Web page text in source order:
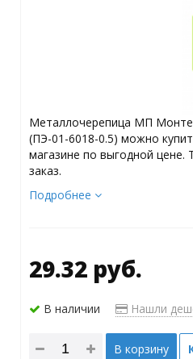
Металлочерепица МП
(ПЭ-01-6018-0.5) можно
магазине по выгодной цене.
заказ.
Подробнее
29.32 руб.
В наличии Нашли
В корзину